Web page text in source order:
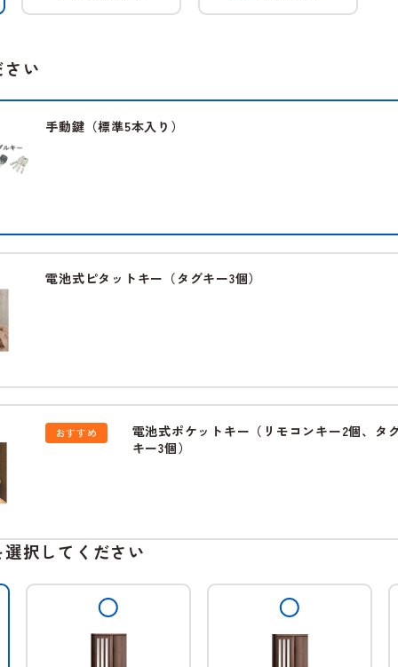
い
手動鍵（標準5本入り）
電池式ピタットキー（タグキー3個）
おすすめ
電池式ポケットキー（リモコンキー2個、タ
キー3個）
択してください